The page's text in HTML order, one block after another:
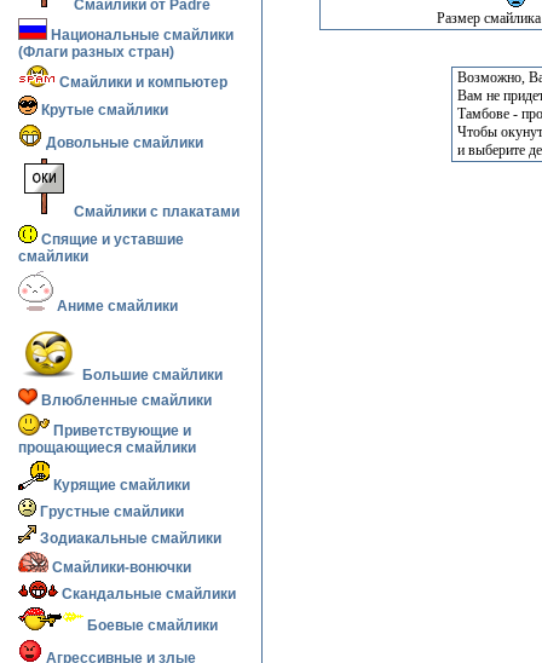
Смайлики от Padre
Национальные смайлики
(Флаги разных стран)
Смайлики и компьютер
Крутые смайлики
Довольные смайлики
Смайлики с плакатами
Спящие и уставшие
смайлики
Аниме смайлики
Большие смайлики
Влюбленные смайлики
Приветствующие и
прощающиеся смайлики
Курящие смайлики
Грустные смайлики
Зодиакальные смайлики
Смайлики-вонючки
Скандальные смайлики
Боевые смайлики
Агрессивные и злые
Размер
Возможно,
Вам не
Тамбове -
Чтобы
и выберите